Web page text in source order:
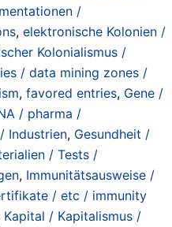
/
, elektronische Kolonien /
Kolonialismus /
/ data mining zones /
, favored entries, Gene /
/ pharma /
Industrien, Gesundheit /
/ Tests /
, Immunitätsausweise /
/ etc / immunity
Kapital / Kapitalismus /